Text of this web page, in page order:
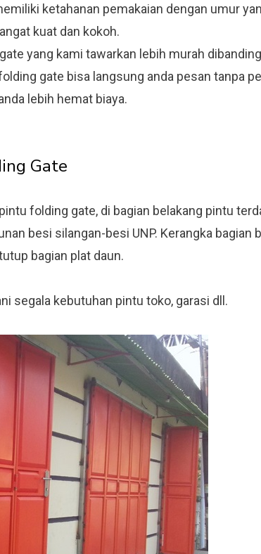
ketahanan pemakaian dengan umur
kuat dan kokoh.
yang kami tawarkan lebih murah
gate bisa langsung anda pesan tanpa
lebih hemat biaya.
Gate
folding gate, di bagian belakang pintu
besi silangan-besi UNP. Kerangka bagian
bagian plat daun.
segala kebutuhan pintu toko, garasi dll.